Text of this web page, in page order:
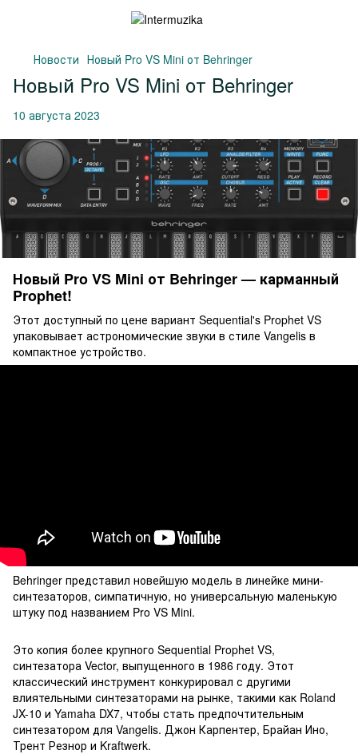
Новости Новый Pro VS Mini от Behringer
Новый Pro VS Mini от Behringer
10 августа 2023
Новый Pro VS Mini от Behringer — карманный
Prophet!
Этот доступный по цене вариант Sequential's Prophet VS
упаковывает астрономические звуки в стиле Vangelis в
компактное устройство.
Behringer представил новейшую модель в линейке мини-
синтезаторов, симпатичную, но универсальную маленькую
штуку под названием Pro VS Mini.
Это копия более крупного Sequential Prophet VS,
синтезатора Vector, выпущенного в 1986 году. Этот
классический инструмент конкурировал с другими
влиятельными синтезаторами на рынке, такими как Roland
JX-10 и Yamaha DX7, чтобы стать предпочтительным
синтезатором для Vangelis. Джон Карпентер, Брайан Ино,
Трент Резнор и Kraftwerk.